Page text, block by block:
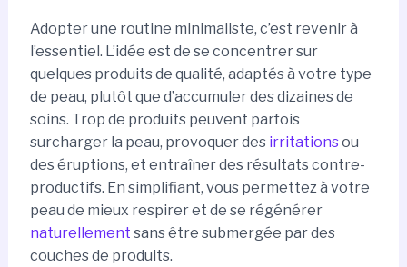
Adopter une routine minimaliste, c’est revenir à
l’essentiel. L’idée est de se concentrer sur
quelques produits de qualité, adaptés à votre type
de peau, plutôt que d’accumuler des dizaines de
soins. Trop de produits peuvent parfois
surcharger la peau, provoquer des irritationsou
des éruptions, et entraîner des résultats contre-
productifs. En simplifiant, vous permettez à votre
peau de mieux respirer et de se régénérer
naturellement sans être submergée par des
couches de produits.